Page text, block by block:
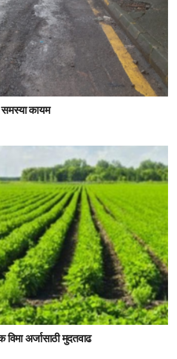
समस्या कायम
विमा अर्जासाठी मुदतवाढ